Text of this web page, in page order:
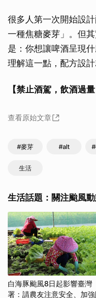
很多人第一次開始設
一種焦糖麥芽」。但
是：你想讓啤酒呈現
理解這一點，配方設
【禁止酒駕，飲酒過
查看原始文章
#麥芽 #alt
生活
生活話題：關注颱風
白海豚颱風8日起影響臺
署：請農友注意安全、加強